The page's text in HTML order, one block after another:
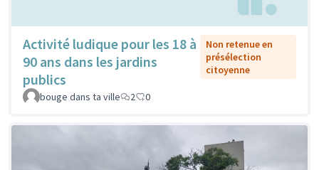
Activité ludique pour les 18 à
90 ans dans les jardins
publics
Non retenue en
présélection
citoyenne
bouge dans ta ville 2 0